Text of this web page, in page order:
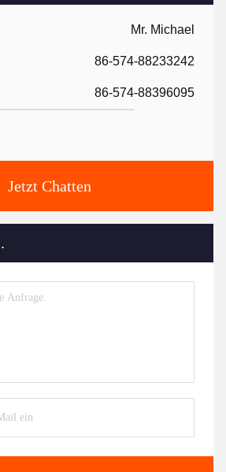
Mr. Michael
86-574-88233242
86-574-88396095
Jetzt Chatten